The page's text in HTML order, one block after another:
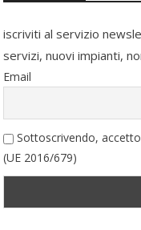
iscriviti al servizio
servizi, nuovi impianti,
Email
Sottoscrivendo,
(UE 2016/679)